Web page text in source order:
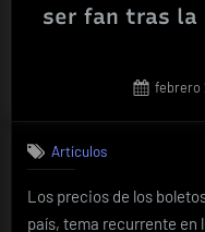
ser fan tras la
Posted
febrero
Artículos
Los precios de los
país, tema recurrente en